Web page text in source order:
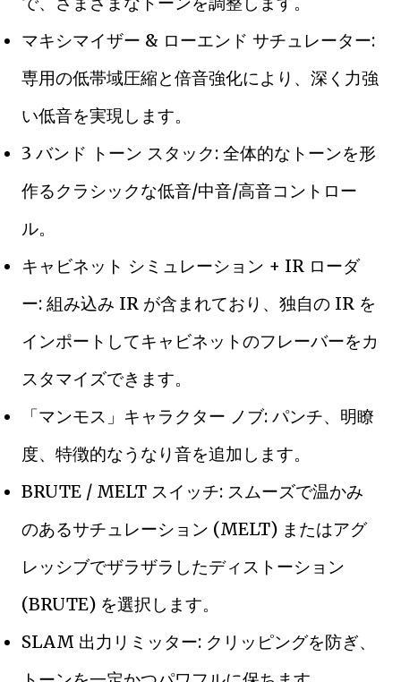
マキシマイザー & ローエンド サチュレーター:
専用の低帯域圧縮と倍音強化により、深く力強
い低音を実現します。
3 バンド トーン スタック: 全体的なトーンを形
作るクラシックな低音/中音/高音コントロー
ル。
キャビネット シミュレーション + IR ローダ
ー: 組み込み IR が含まれており、独自の IR を
インポートしてキャビネットのフレーバーをカ
スタマイズできます。
「マンモス」キャラクター ノブ: パンチ、明瞭
度、特徴的なうなり音を追加します。
BRUTE / MELT スイッチ: スムーズで温かみ
のあるサチュレーション (MELT) またはアグ
レッシブでザラザラしたディストーション
(BRUTE) を選択します。
SLAM 出力リミッター: クリッピングを防ぎ、